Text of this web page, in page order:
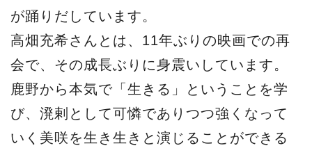
が踊りだしています。
高畑充希さんとは、11年ぶりの映画での再
会で、その成長ぶりに身震いしています。
鹿野から本気で「生きる」ということを学
び、溌剌として可憐でありつつ強くなって
いく美咲を生き生きと演じることができる